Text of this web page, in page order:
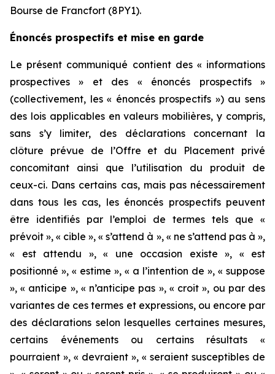
Bourse de Francfort (8PY1).
Énoncés prospectifs et mise en garde
Le présent communiqué contient des « informations
prospectives » et des « énoncés prospectifs »
(collectivement, les « énoncés prospectifs ») au sens
des lois applicables en valeurs mobilières, y compris,
sans s’y limiter, des déclarations concernant la
clôture prévue de l’Offre et du Placement privé
concomitant ainsi que l’utilisation du produit de
ceux-ci. Dans certains cas, mais pas nécessairement
dans tous les cas, les énoncés prospectifs peuvent
être identifiés par l’emploi de termes tels que «
prévoit », « cible », « s’attend à », « ne s’attend pas à »,
« est attendu », « une occasion existe », « est
positionné », « estime », « a l’intention de », « suppose
», « anticipe », « n’anticipe pas », « croit », ou par des
variantes de ces termes et expressions, ou encore par
des déclarations selon lesquelles certaines mesures,
certains événements ou certains résultats «
pourraient », « devraient », « seraient susceptibles de